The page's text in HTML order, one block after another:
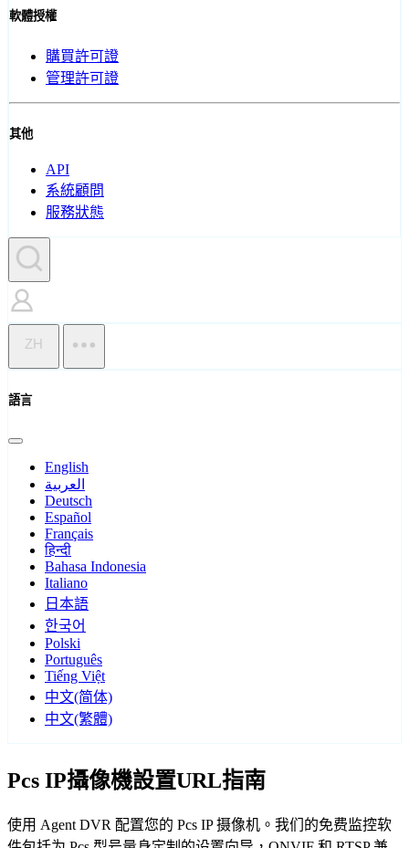
軟體授權
購買許可證
管理許可證
其他
API
系統顧問
服務狀態
ZH
語言
English
العربية
Deutsch
Español
Français
हिन्दी
Bahasa Indonesia
Italiano
日本語
한국어
Polski
Português
Tiếng Việt
中文(简体)
中文(繁體)
Pcs IP攝像機設置URL指南
使用 Agent DVR 配置您的 Pcs IP 摄像机。我们的免费监控软